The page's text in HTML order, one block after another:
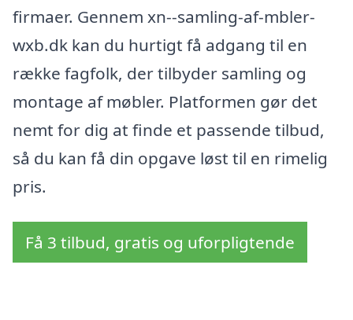
firmaer. Gennem xn--samling-af-mbler-
wxb.dk kan du hurtigt få adgang til en
række fagfolk, der tilbyder samling og
montage af møbler. Platformen gør det
nemt for dig at finde et passende tilbud,
så du kan få din opgave løst til en rimelig
pris.
Få 3 tilbud, gratis og uforpligtende